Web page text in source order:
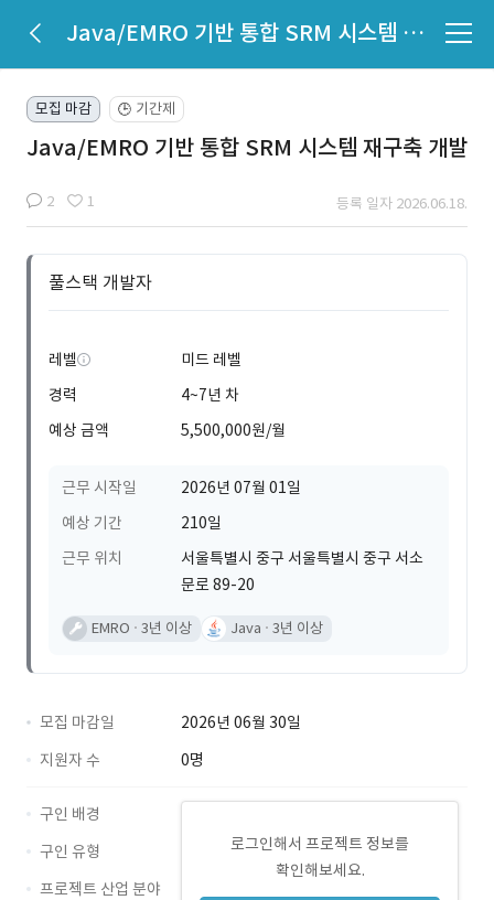
Java/EMRO 기반 통합 SRM 시스템 재구축 개발
모집 마감 🕒 기간제
Java/EMRO 기반 통합 SRM 시스템 재구축 개발
2 1 등록 일자 2026.06.18.
풀스택 개발자
레벨
미드 레벨
경력
4~7년 차
예상 금액
5,500,000원/월
근무 시작일
2026년 07월 01일
예상 기간
210일
근무 위치
서울특별시 중구 서울특별시 중구 서소
문로 89-20
EMRO 3년 이상 Java 3년 이상
모집 마감일
2026년 06월 30일
지원자 수
0명
로그인해서 프로젝트 정보를
확인해보세요.
구인 배경
구인 유형
프로젝트 산업 분야